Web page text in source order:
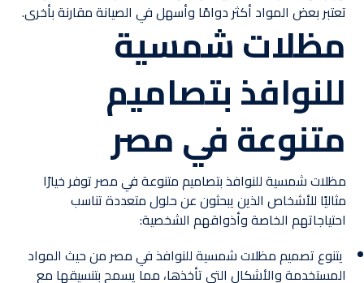
تعتبر بعض المواد أكثر دوامًا وأسهل في الصيانة مقارنة بأخرى.
مظلات شمسية
للنوافذ بتصاميم
متنوعة في مصر
مظلات شمسية للنوافذ بتصاميم متنوعة في مصر توفر خيارًا
مثاليًا للأشخاص الذين يبحثون عن حلول متعددة تناسب
احتياجاتهم الخاصة وأذواقهم الشخصية:
يتنوع تصميم مظلات شمسية للنوافذ في مصر من حيث المواد
المستخدمة والأشكال التي تأخذها، مما يسمح بتنسيقها مع